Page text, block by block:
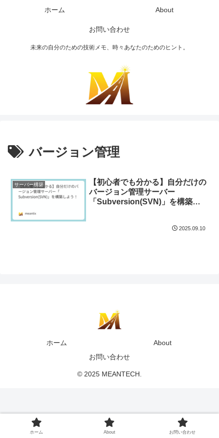
未来の自分のための技術メモ、時々あなたのためのヒント。
ホーム About
お問い合わせ
バージョン管理
サーバー構築
【初心者でも分かる】自分だけの
バージョン管理サーバー
「Subversion(SVN)」を構築し
2025.09.10
ホーム
About
お問い合わせ
© 2025 MEANTECH.
ホーム About お問い合わせ